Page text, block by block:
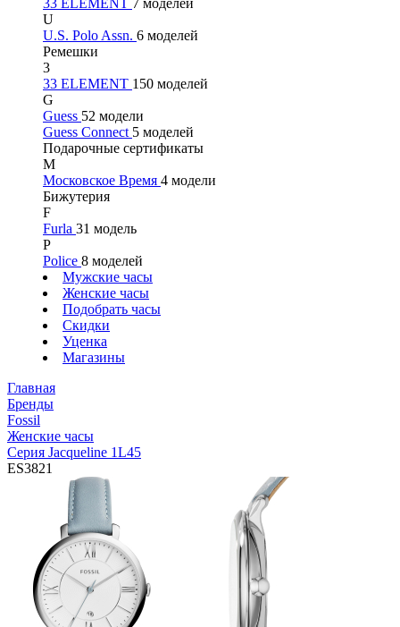
33 ELEMENT 7 моделей
U
U.S. Polo Assn. 6 моделей
Ремешки
3
33 ELEMENT 150 моделей
G
Guess 52 модели
Guess Connect 5 моделей
Подарочные сертификаты
М
Московское Время 4 модели
Бижутерия
F
Furla 31 модель
P
Police 8 моделей
Мужские часы
Женские часы
Подобрать часы
Скидки
Уценка
Магазины
Главная
Бренды
Fossil
Женские часы
Серия Jacqueline 1L45
ES3821